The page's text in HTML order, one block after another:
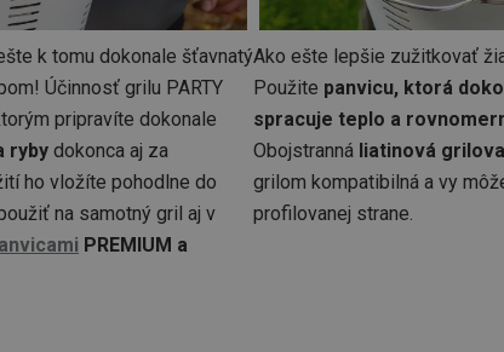
k tomu dokonale šťavnatý
Účinnosť grilu PARTY
pripravíte dokonale
ryby dokonca aj za
ho vložíte pohodlne do
na samotný gril aj v
PREMIUM a
Ako ešte lepšie zužitkovať
Použite panvicu, ktorá
spracuje teplo a
Obojstranná liatinová
grilom kompatibilná a vy
profilovanej strane.